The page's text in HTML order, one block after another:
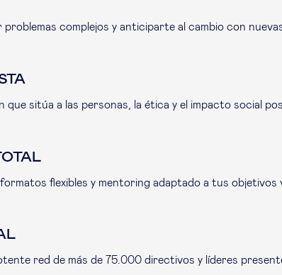
complejos y anticiparte al cambio con
que sitúa a las personas, la ética y el impacto social
flexibles y mentoring adaptado a tus objetivos
red de más de 75.000 directivos y líderes